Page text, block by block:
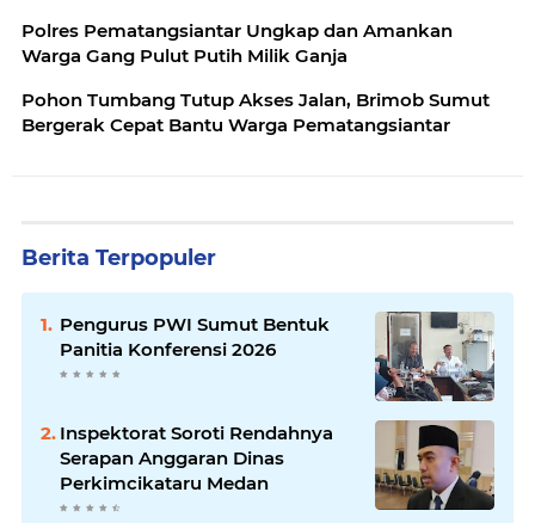
Polres Pematangsiantar Ungkap dan Amankan
Warga Gang Pulut Putih Milik Ganja
Pohon Tumbang Tutup Akses Jalan, Brimob Sumut
Bergerak Cepat Bantu Warga Pematangsiantar
Berita Terpopuler
Pengurus PWI Sumut Bentuk
Panitia Konferensi 2026
Inspektorat Soroti Rendahnya
Serapan Anggaran Dinas
Perkimcikataru Medan